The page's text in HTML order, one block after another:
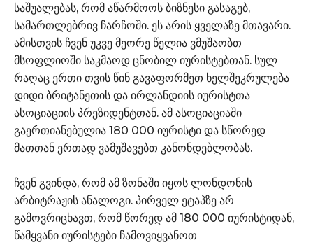
საშუალებას, რომ აწარმოოს ბიზნესი გასაგებ,
სამართლებრივ ჩარჩოში. ეს არის ყველაზე მთავარი.
ამისთვის ჩვენ უკვე მეორე წელია ვმუშაობთ
მსოფლიოში საკმაოდ ცნობილ იურისტებთან. სულ
რაღაც ერთი თვის წინ გავაფორმეთ ხელშეკრულება
დიდი ბრიტანეთის და ირლანდიის იურისტთა
ასოციაციის პრეზიდენტთან. ამ ასოციაციაში
გაერთიანებულია 180 000 იურისტი და სწორედ
მათთან ერთად ვამუშავებთ კანონდებლობას.
ჩვენ გვინდა, რომ ამ ზონაში იყოს ლონდონის
არბიტრაჟის ანალოგი. პირველ ეტაპზე არ
გამოვრიცხავთ, რომ წორედ ამ 180 000 იურისტიდან,
წამყვანი იურისტები ჩამოვიყვანოთ